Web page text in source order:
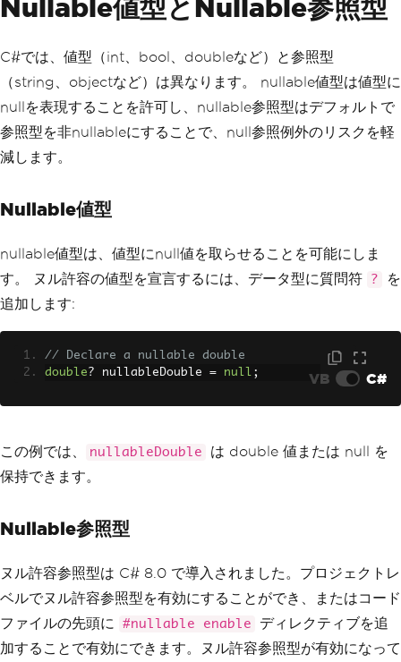
Nullable値型とNullable参照型
C#では、値型（int、bool、doubleなど）と参照型
（string、objectなど）は異なります。 nullable値型は値型に
nullを表現することを許可し、nullable参照型はデフォルトで
参照型を非nullableにすることで、null参照例外のリスクを軽
減します。
Nullable値型
nullable値型は、値型にnull値を取らせることを可能にしま
す。 ヌル許容の値型を宣言するには、データ型に質問符
?
を
追加します:
// Declare a nullable double
double? nullableDouble = null ; VB C#
この例では、 nullableDouble
は double 値または null を
保持できます。
Nullable参照型
ヌル許容参照型は C# 8.0 で導入されました。プロジェクトレ
ベルでヌル許容参照型を有効にすることができ、またはコード
ファイルの先頭に
#nullable enable
ディレクティブを追
加することで有効にできます。ヌル許容参照型が有効になって